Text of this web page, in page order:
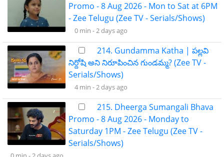
Promo - 8 Aug 2026 - Mon to Sat at 6PM
- Zee Telugu (Zee TV - Serials/Shows)
0 min -2 days ago
214. Gundamma Katha | పల్లవి
నిర్దోషి అని నిరూపించిన గుండమ్మ? (Zee TV -
Serials/Shows)
4 min -2 days ago
215. Dheerga Sumangali Bhava
Promo - 8 Aug 2026 - Monday to
Saturday 1PM - Zee Telugu (Zee TV -
Serials/Shows)